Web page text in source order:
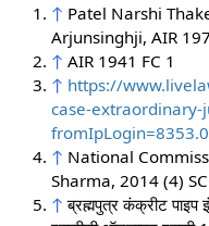
↑ Patel Narshi
Arjunsinghji, AIR
↑ AIR 1941 FC 1
↑ https://
case-extraordinary-
↑ National
Sharma, 2014 (4)
↑ ब्रह्मपुत्र कंक्रीट पाइप